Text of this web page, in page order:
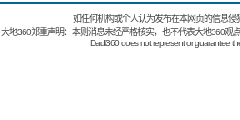
如任何机构或个人认为发布在本网页的信息
大地360郑重声明：本则消息未经严格核实，也不代表大地360观
Dadi360 does not represent or guarantee